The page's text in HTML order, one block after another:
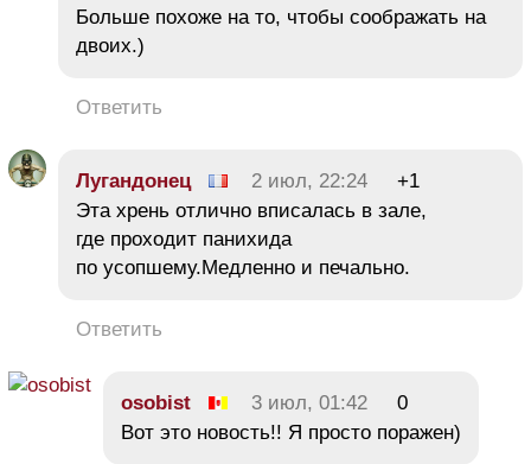
Больше похоже на то, чтобы соображать на
двоих.)
Ответить
Лугандонец 2 июл, 22:24
+1
Эта хрень отлично вписалась в зале,
где проходит панихида
по усопшему.Медленно и печально.
Ответить
osobist 3 июл, 01:42
0
Вот это новость!! Я просто поражен)